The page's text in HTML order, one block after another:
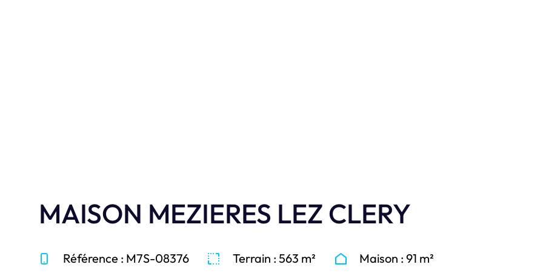
MAISON MEZIERES LEZ CLERY
Référence : M7S-08376 Terrain : 563 m² Maison : 91 m²